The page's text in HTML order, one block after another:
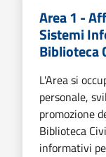
Area 1 -
Sistemi
Biblioteca
L'Area si
personale,
promozione
Biblioteca
informativi